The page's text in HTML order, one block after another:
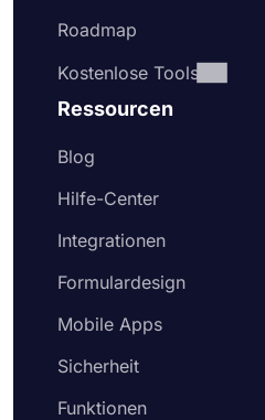
Roadmap
Kostenlose Tools
Ressourcen
Blog
Hilfe-Center
Integrationen
Formulardesign
Mobile Apps
Sicherheit
Funktionen